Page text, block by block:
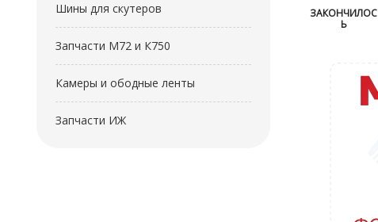
Шины для скутеров
Запчасти М72 и К750
Камеры и ободные ленты
Запчасти ИЖ
ЗАКОНЧИЛОС
Ь